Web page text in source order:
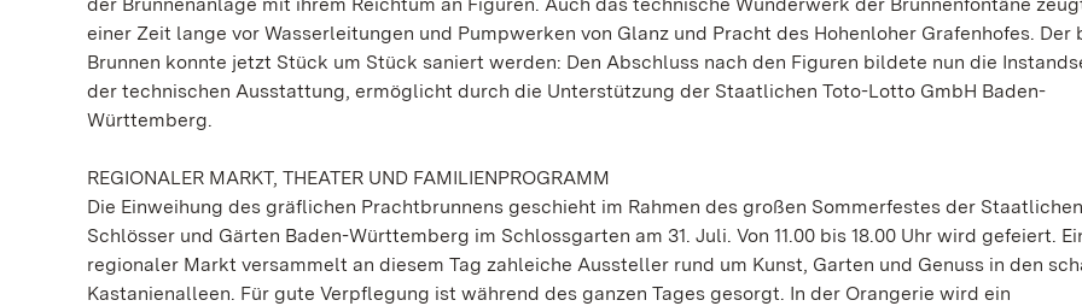
einer Zeit lange vor Wasserleitungen und Pumpwerken von Glanz und Pracht des Hohenloher Grafenhofes. Der
Brunnen konnte jetzt Stück um Stück saniert werden: Den Abschluss nach den Figuren bildete nun die
der technischen Ausstattung, ermöglicht durch die Unterstützung der Staatlichen Toto-Lotto GmbH Baden-
Württemberg.
REGIONALER MARKT, THEATER UND FAMILIENPROGRAMM
Die Einweihung des gräflichen Prachtbrunnens geschieht im Rahmen des großen Sommerfestes der Staatlichen
Schlösser und Gärten Baden-Württemberg im Schlossgarten am 31. Juli. Von 11.00 bis 18.00 Uhr wird gefeiert.
regionaler Markt versammelt an diesem Tag zahleiche Aussteller rund um Kunst, Garten und Genuss in den
Kastanienalleen. Für gute Verpflegung ist während des ganzen Tages gesorgt. In der Orangerie wird ein